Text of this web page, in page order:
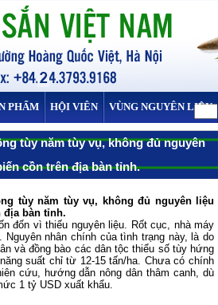
PHẨM HỘI VIÊN VÙNG NGUYÊN LIỆU
tùy năm tùy vụ, không đủ nguyên
cồn trên địa bàn tỉnh.
tùy năm tùy vụ, không đủ nguyên liệu
địa bàn tỉnh.
đốn vì thiếu nguyên liệu. Rốt cục, nhà máy
nhân chính của tình trạng này, là do
và đồng bào các dân tộc thiểu số tùy hứng
suất chỉ từ 12-15 tấn/ha. Chưa có chính
cứu, hướng dẫn nông dân thâm canh, dù
1 tỷ USD xuất khẩu.